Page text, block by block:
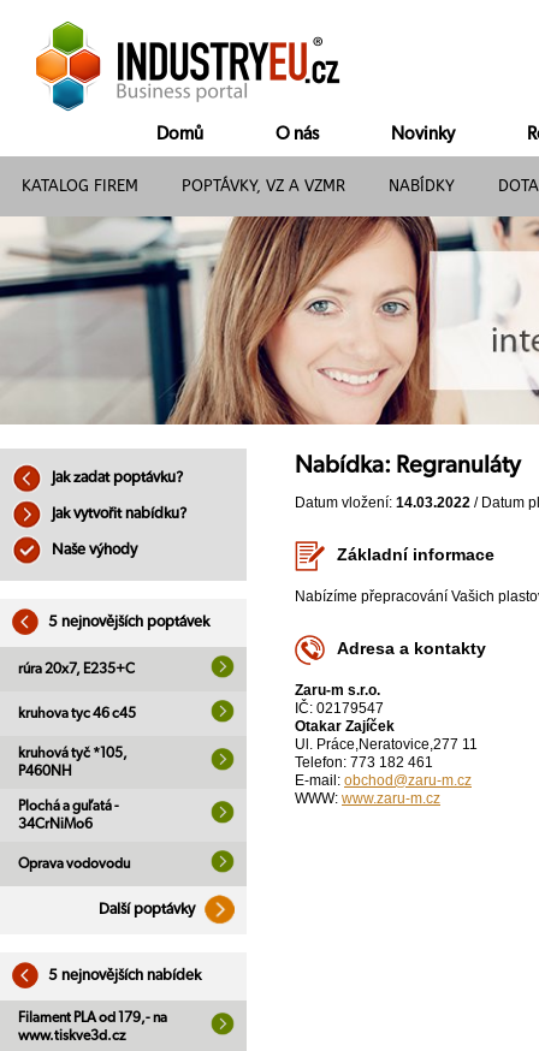
Domů O nás Novinky
KATALOG FIREM POPTÁVKY, VZ A VZMR NABÍDKY
Jak zadat poptávku?
Jak vytvořit nabídku?
Naše výhody
5 nejnovějších poptávek
rúra 20x7, E235+C
kruhova tyc 46 c45
kruhová tyč *105,
P460NH
Plochá a guľatá -
34CrNiMo6
Oprava vodovodu
Další poptávky
5 nejnovějších nabídek
Filament PLA od 179,- na
www.tiskve3d.cz
Nabídka: Regranuláty
Datum vložení: 14.03.2022 / Datum
Základní informace
Nabízíme přepracování Vašich
Adresa a kontakty
Zaru-m s.r.o.
IČ: 02179547
Otakar Zajíček
Ul. Práce,Neratovice,277 11
Telefon: 773 182 461
E-mail: obchod@zaru-m.cz
WWW: www.zaru-m.cz